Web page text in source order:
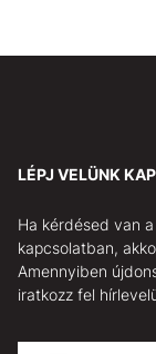
LÉPJ VELÜNK
Ha kérdésed van
kapcsolatban,
Amennyiben
iratkozz fel